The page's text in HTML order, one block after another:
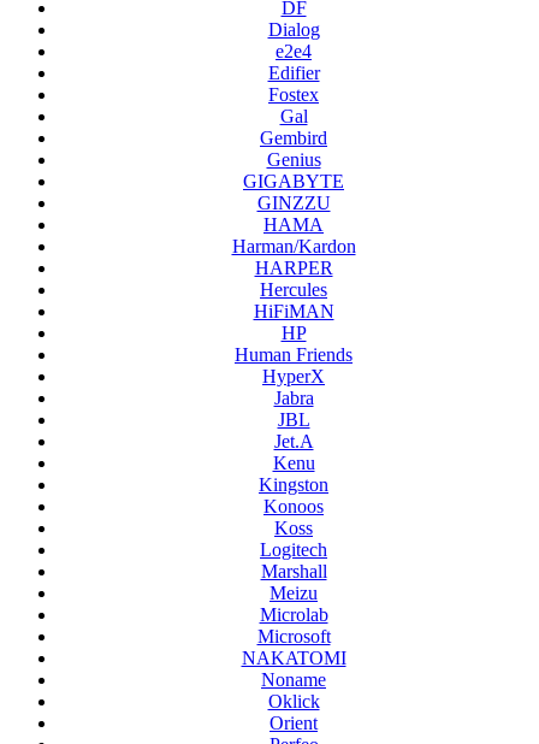
DF
Dialog
e2e4
Edifier
Fostex
Gal
Gembird
Genius
GIGABYTE
GINZZU
HAMA
Harman/Kardon
HARPER
Hercules
HiFiMAN
HP
Human Friends
HyperX
Jabra
JBL
Jet.A
Kenu
Kingston
Konoos
Koss
Logitech
Marshall
Meizu
Microlab
Microsoft
NAKATOMI
Noname
Oklick
Orient